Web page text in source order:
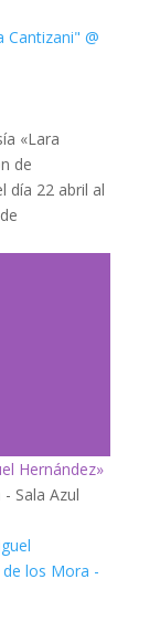
«Lara
de
día 22 abril al
Hernández»
Sala Azul